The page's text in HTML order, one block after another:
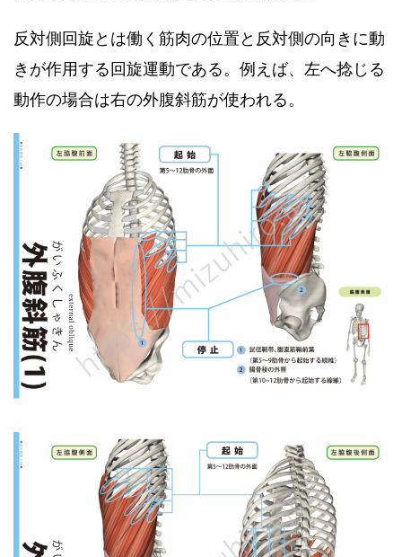
反対側回旋とは働く筋肉の位置と反対側の向きに動
きが作用する回旋運動である。例えば、左へ捻じる
動作の場合は右の外腹斜筋が使われる。